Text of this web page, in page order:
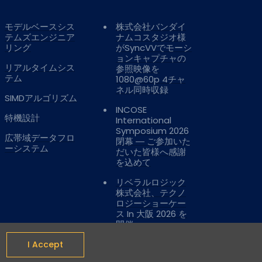
モデルベースシス
テムズエンジニア
リング
リアルタイムシス
テム
SIMDアルゴリズム
特機設計
広帯域データフロ
ーシステム
株式会社バンダイ
ナムコスタジオ様
がSyncVVでモーシ
ョンキャプチャの
参照映像を
1080@60p 4チャ
ネル同時収録
INCOSE
International
Symposium 2026
閉幕 ― ご参加いた
だいた皆様へ感謝
を込めて
リベラルロジック
株式会社、テクノ
ロジーショーケー
ス In 大阪 2026 を
開催
I Accept